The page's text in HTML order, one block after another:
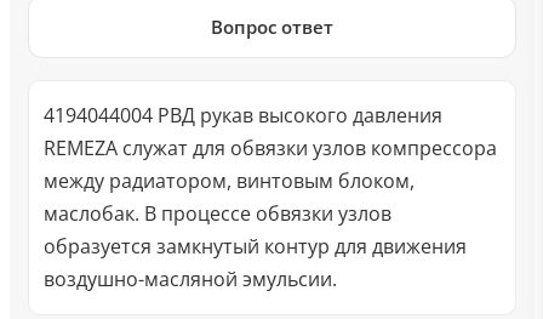
Вопрос ответ
4194044004 РВД рукав высокого давления
REMEZA служат для обвязки узлов компрессора
между радиатором, винтовым блоком,
маслобак. В процессе обвязки узлов
образуется замкнутый контур для движения
воздушно-масляной эмульсии.